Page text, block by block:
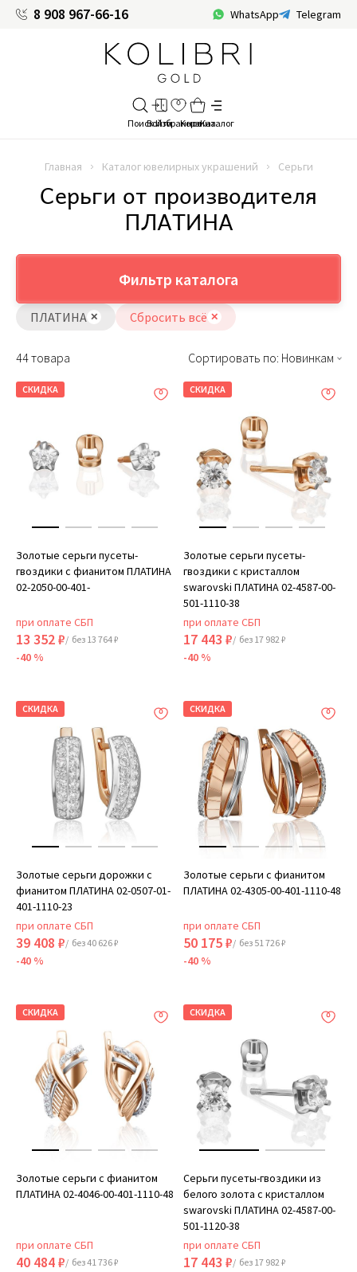
8 908 967-66-16 WhatsApp Telegram
Главная Каталог ювелирных украшений Серьги
Серьги от производителя
ПЛАТИНА
Фильтр каталога
ПЛАТИНА Сбросить всё
44 товара Сортировать по: Новинкам
СКИДКА
Золотые серьги пусеты-
гвоздики с фианитом ПЛАТИНА
02-2050-00-401-
при оплате СБП
13 352 ₽/ без 13 764 ₽
-40 %
СКИДКА
Золотые серьги пусеты-
гвоздики с кристаллом
swarovski ПЛАТИНА 02-4587-00-
501-1110-38
при оплате СБП
17 443 ₽/ без 17 982 ₽
-40 %
СКИДКА
Золотые серьги дорожки с
фианитом ПЛАТИНА 02-0507-01-
401-1110-23
при оплате СБП
39 408 ₽/ без 40 626 ₽
-40 %
СКИДКА
Золотые серьги с фианитом
ПЛАТИНА 02-4305-00-401-1110-48
при оплате СБП
50 175 ₽/ без 51 726 ₽
-40 %
СКИДКА
Золотые серьги с фианитом
ПЛАТИНА 02-4046-00-401-1110-48
при оплате СБП
40 484 ₽/ без 41 736 ₽
СКИДКА
Серьги пусеты-гвоздики из
белого золота с кристаллом
swarovski ПЛАТИНА 02-4587-00-
501-1120-38
при оплате СБП
17 443 ₽/ без 17 982 ₽